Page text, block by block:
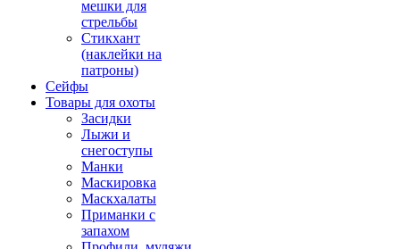
мешки для
стрельбы
Стикхант
(наклейки на
патроны)
Сейфы
Товары для охоты
Засидки
Лыжи и
снегоступы
Манки
Маскировка
Маскхалаты
Приманки с
запахом